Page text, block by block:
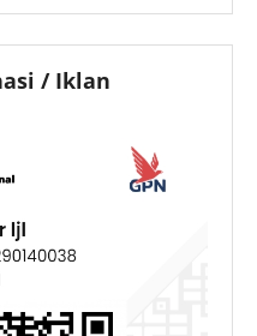
/ Iklan